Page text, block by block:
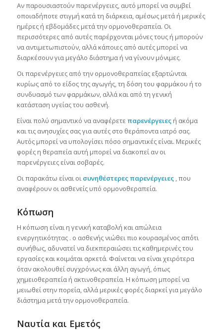
Αν παρουσιαστούν παρενέργειες, αυτό μπορεί να συμβεί
οποιαδήποτε στιγμή κατά τη διάρκεια, αμέσως μετά ή μερικές
ημέρες ή εβδομάδες μετά την ορμονοθεραπεία. Οι
περισσότερες από αυτές παρέρχονται μόνες τους ή μπορούν
να αντιμετωπιστούν, αλλά κάποιες από αυτές μπορεί να
διαρκέσουν για μεγάλο διάστημα ή να γίνουν μόνιμες.
Οι παρενέργειες από την ορμονοθεραπείας εξαρτώνται
κυρίως από το είδος της αγωγής, τη δόση του φαρμάκου ή το
συνδυασμό των φαρμάκων, αλλά και από τη γενική
κατάσταση υγείας του ασθενή.
Είναι πολύ σημαντικό να αναφέρετε παρενέργειεςή ακόμα
και τις ανησυχίες σας για αυτές στο θεράποντα ιατρό σας.
Αυτός μπορεί να υπολογίσει πόσο σημαντικές είναι. Μερικές
φορές η θεραπεία αυτή μπορεί να διακοπεί αν οι
παρενέργειες είναι σοβαρές.
Οι παρακάτω είναι οι συνηθέστερες παρενέργειες, που
αναφέρουν οι ασθενείς υπό ορμονοθεραπεία.
Κόπωση
Η κόπωση είναι η γενική καταβολή και απώλεια
ενεργητικότητας . ο ασθενής νιώθει πιο κουρασμένος απ΄ότι
συνήθως, αδυνατεί να διεκπεραιώσει τις καθημερινές του
εργασίες και κοιμάται αρκετά. Φαίνεται να είναι χειρότερα
όταν ακολουθεί συγχρόνως και άλλη αγωγή, όπως
χημειοθεραπεία ή ακτινοθεραπεία. Η κόπωση μπορεί να
μειωθεί στην πορεία, αλλά μερικές φορές διαρκεί για μεγάλο
διάστημα μετά την ορμονοθεραπεία.
Ναυτία και Εμετός